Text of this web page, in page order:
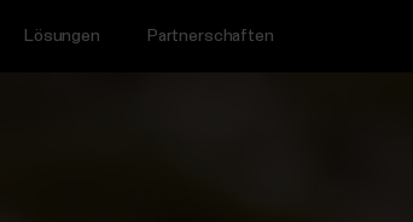
Lösungen Partnerschaften